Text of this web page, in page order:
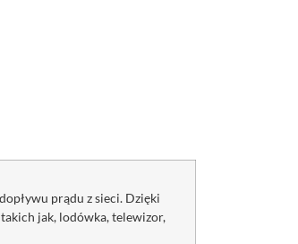
prądu z sieci. Dzięki
jak, lodówka, telewizor,